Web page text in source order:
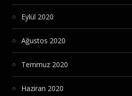
Eylül 2020
Ağustos 2020
Temmuz 2020
Haziran 2020